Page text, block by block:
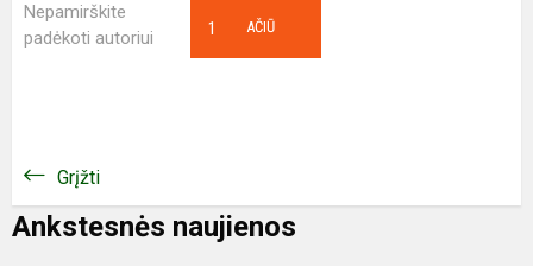
Nepamirškite
padėkoti autoriui
AČIŪ
1
Grįžti
Ankstesnės naujienos